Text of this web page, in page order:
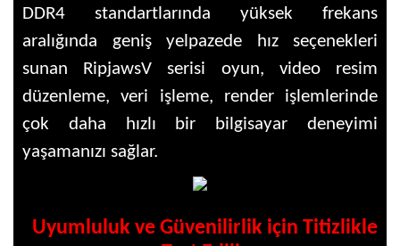
DDR4 standartlarında yüksek frekans
aralığında geniş yelpazede hız seçenekleri
sunan RipjawsV serisi oyun, video resim
düzenleme, veri işleme, render işlemlerinde
çok daha hızlı bir bilgisayar deneyimi
yaşamanızı sağlar.
Uyumluluk ve Güvenilirlik için Titizlikle